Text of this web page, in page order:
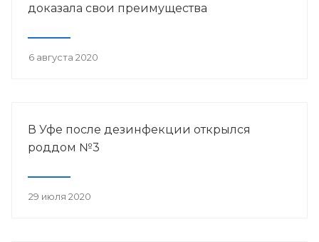
доказала свои преимущества
6 августа 2020
В Уфе после дезинфекции открылся
роддом №3
29 июля 2020